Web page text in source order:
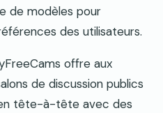
de modèles pour
des utilisateurs.
offre aux
de discussion publics
tête-à-tête avec des